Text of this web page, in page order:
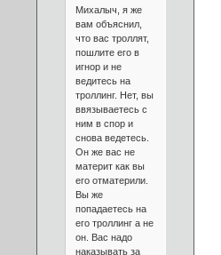
Михалыч, я же
вам объяснил,
что вас троллят,
пошлите его в
игнор и не
ведитесь на
троллинг. Нет, вы
ввязываетесь с
ним в спор и
снова ведетесь.
Он же вас не
материт как вы
его отматерили.
Вы же
попадаетесь на
его троллинг а не
он. Вас надо
наказывать за